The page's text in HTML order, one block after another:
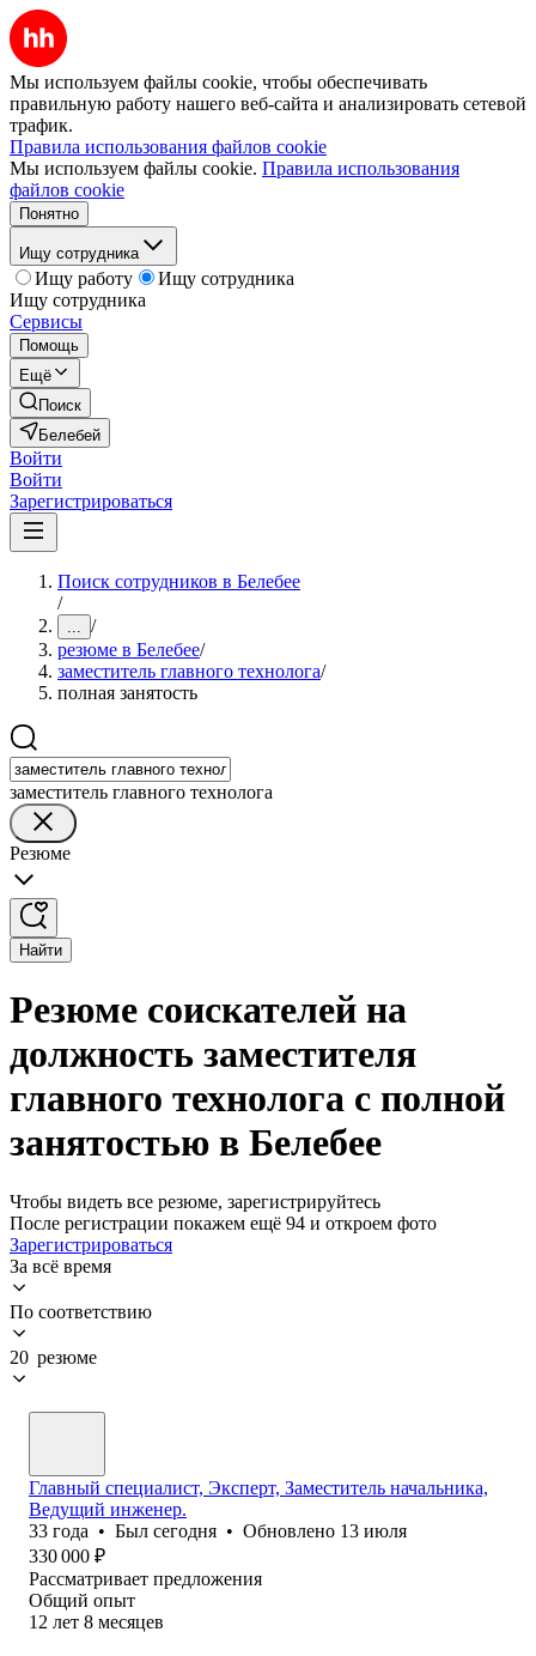
Мы используем файлы cookie, чтобы обеспечивать
правильную работу нашего веб-сайта и анализировать сетевой
трафик.
Правила использования файлов cookie
Мы используем файлы cookie. Правила использования
файлов cookie
Понятно
Ищу сотрудника
Ищу работу
Ищу сотрудника
Ищу сотрудника
Сервисы
Помощь
Ещё
Поиск
Белебей
Войти
Войти
Зарегистрироваться
Поиск сотрудников в Белебее
/
... /
резюме в Белебее/
заместитель главного технолога/
полная занятость
заместитель главного технолога
Резюме
Найти
Резюме соискателей на
должность заместителя
главного технолога с полной
занятостью в Белебее
Чтобы видеть все резюме, зарегистрируйтесь
После регистрации покажем ещё 94 и откроем фото
Зарегистрироваться
За всё время
По соответствию
20 резюме
Главный специалист, Эксперт, Заместитель начальника,
Ведущий инженер.
33 года • Был сегодня • Обновлено 13 июля
330 000 ₽
Рассматривает предложения
Общий опыт
12 лет 8 месяцев